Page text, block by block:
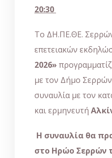
20:30
Το ΔΗ.ΠΕ.ΘΕ.
επετειακών
2026»
με τον Δήμο Σερρών
συναυλία με τον
και ερμηνευτή
Η συναυλία θα
στο Ηρώο Σερρών